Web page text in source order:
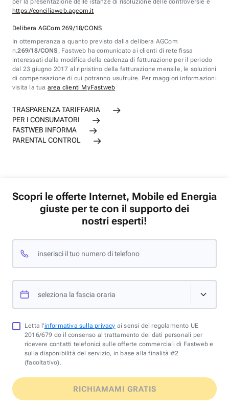
per la presentazione delle istanze di risoluzione delle controversie è
https://conciliaweb.agcom.it
Delibera AGCom 269/18/CONS
In ottemperanza a quanto previsto dalla delibera AGCom
n.269/18/CONS , Fastweb ha comunicato ai clienti di rete fissa
interessati dalla modifica della cadenza di fatturazione per il periodo
dal 23 giugno 2017 al ripristino della fatturazione mensile, le soluzioni
di compensazione di cui potranno usufruire. Per maggiori informazioni
visita la tua area clienti MyFastweb
TRASPARENZA TARIFFARIA
PER I CONSUMATORI
FASTWEB INFORMA
PARENTAL CONTROL
Scopri le offerte Internet, Mobile ed Energia
giuste per te con il supporto dei
nostri esperti!
inserisci il tuo numero di telefono
seleziona la fascia oraria
Letta l'informativa sulla privacy ai sensi del regolamento UE
2016/679 do il consenso al trattamento dei dati personali per
ricevere contatti telefonici sulle offerte commerciali di Fastweb e
sulla disponibilità del servizio, in base alla finalità #2
(facoltativo).
RICHIAMAMI GRATIS